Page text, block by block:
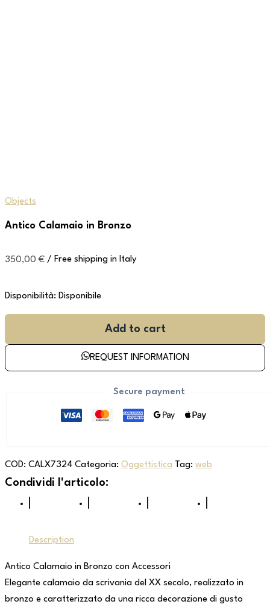
Objects
Antico Calamaio in Bronzo
350,00 € / Free shipping in Italy
Disponibilità: Disponibile
Add to cart
REQUEST INFORMATION
Secure payment
COD: CALX7324 Categoria: Oggettistica Tag: web
Description
Antico Calamaio in Bronzo con Accessori
Elegante calamaio da scrivania del XX secolo, realizzato in
bronzo e caratterizzato da una ricca decorazione di gusto